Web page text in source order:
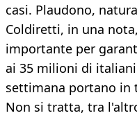
casi. Plaudono,
Coldiretti, in una
importante per
ai 35 milioni di
settimana portano in
Non si tratta, tra